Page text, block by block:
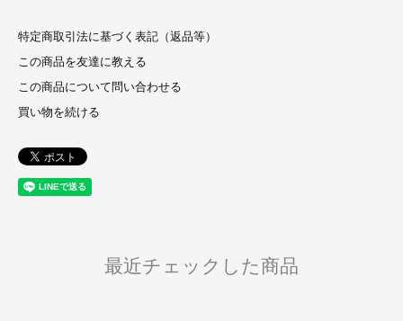
特定商取引法に基づく表記（返品等）
この商品を友達に教える
この商品について問い合わせる
買い物を続ける
最近チェックした商品